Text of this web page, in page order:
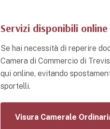
Servizi disponibili online
Se hai necessità di reperire
Camera di Commercio di
qui online, evitando
sportelli.
Visura Camerale